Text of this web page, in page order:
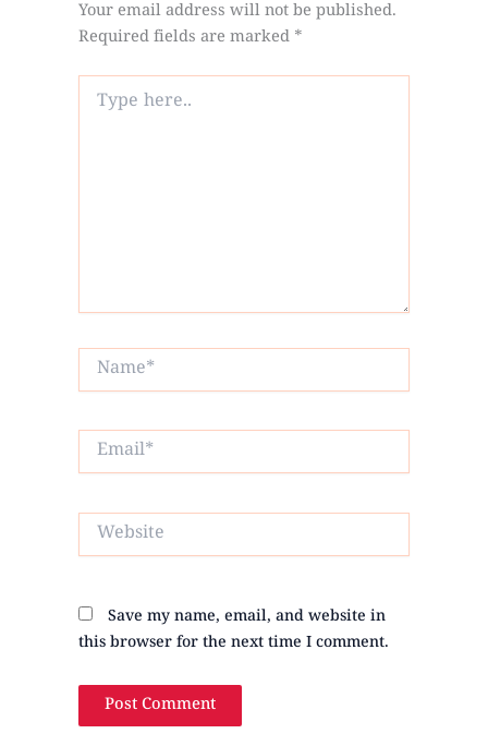
Your email address will not be published.
Required fields are marked *
here..
Name*
Email*
Website
Save my name, email, and website in
this browser for the next time I comment.